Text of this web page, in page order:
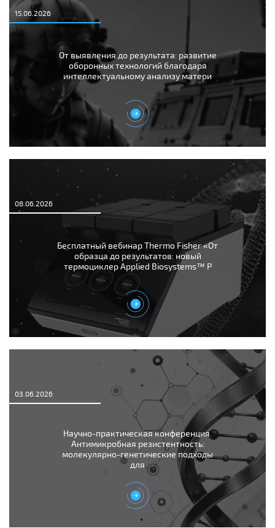
15.06.2026
От выявления до результата: развитие
оборонных технологий благодаря
интеллектуальному анализу матери
08.06.2026
Бесплатный вебинар Thermo Fisher «От
образца до результатов: новый
термоциклер Applied Biosystems™ P
03.06.2026
Научно-практическая конференция.
Антимикробная резистентность:
молекулярно-генетические подходы
для